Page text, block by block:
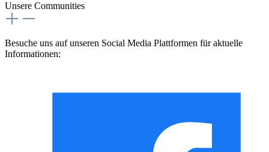
Unsere Communities
Besuche uns auf unseren Social Media Plattformen für aktuelle
Informationen: